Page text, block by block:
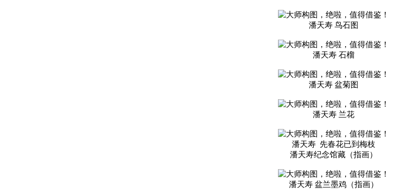
潘天寿 鸟石图
潘天寿 石榴
潘天寿 盆菊图
潘天寿 兰花
潘天寿 先春花已到梅枝
潘天寿纪念馆藏（指画）
潘天寿 盆兰墨鸡（指画）